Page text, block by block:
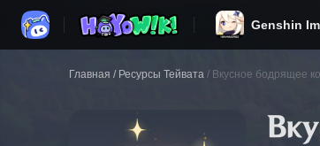
Genshin
Главная / Ресурсы Тейвата / Вкусное бодрящее